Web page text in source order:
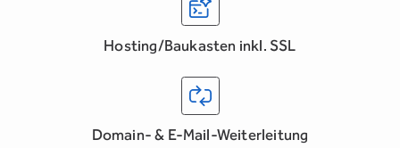
Hosting/Baukasten inkl. SSL
Domain- & E-Mail-Weiterleitung